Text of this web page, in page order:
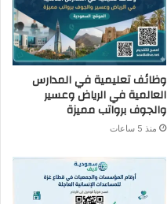
وظائف تعليمية في المدارس
العالمية في الرياض وعسير
والجوف برواتب مميزة
منذ 5 ساعات